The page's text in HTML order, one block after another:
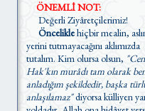
ÖNEMLİ NOT:
Değerli Ziyâretçilerimiz!
Önceliklehiçbir mealin,
yerini tutmayacağını aklımızda
tutalım. Kim olursa olsun,
Hak'kın murâdı tam olarak
anladığım şekildedir, başka
anlaşılamaz"diyorsa külliyen